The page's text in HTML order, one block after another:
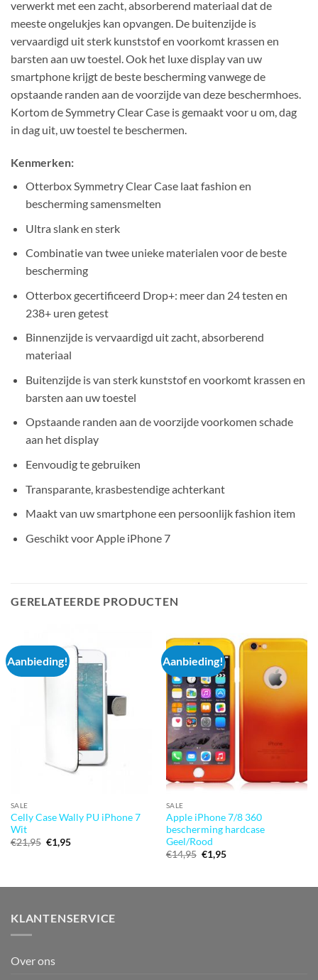
verwerkt met een zacht, absorberend materiaal dat de
meeste ongelukjes kan opvangen. De buitenzijde is
vervaardigd uit sterk kunststof en voorkomt krassen en
barsten aan uw toestel. Ook het luxe display van uw
smartphone krijgt de beste bescherming vanwege de
opstaande randen aan de voorzijde van deze beschermhoes.
Kortom de Symmetry Clear Case is gemaakt voor u om, dag
in dag uit, uw toestel te beschermen.
Kenmerken:
Otterbox Symmetry Clear Case laat fashion en
bescherming samensmelten
Ultra slank en sterk
Combinatie van twee unieke materialen voor de beste
bescherming
Otterbox gecertificeerd Drop+: meer dan 24 testen en
238+ uren getest
Binnenzijde is vervaardigd uit zacht, absorberend
materiaal
Buitenzijde is van sterk kunststof en voorkomt krassen en
barsten aan uw toestel
Opstaande randen aan de voorzijde voorkomen schade
aan het display
Eenvoudig te gebruiken
Transparante, krasbestendige achterkant
Maakt van uw smartphone een persoonlijk fashion item
Geschikt voor Apple iPhone 7
GERELATEERDE PRODUCTEN
Aanbieding!
SALE
Celly Case Wally PU iPhone 7
Wit
€21,95 Oorspronkelijke
prijs
€1,95Huidige
Aanbieding!
SALE
Apple iPhone 7/8 360
bescherming hardcase
Geel/Rood
€14,95 Oorspronkelijke
prijs
€1,95Huidige
KLANTENSERVICE
Over ons